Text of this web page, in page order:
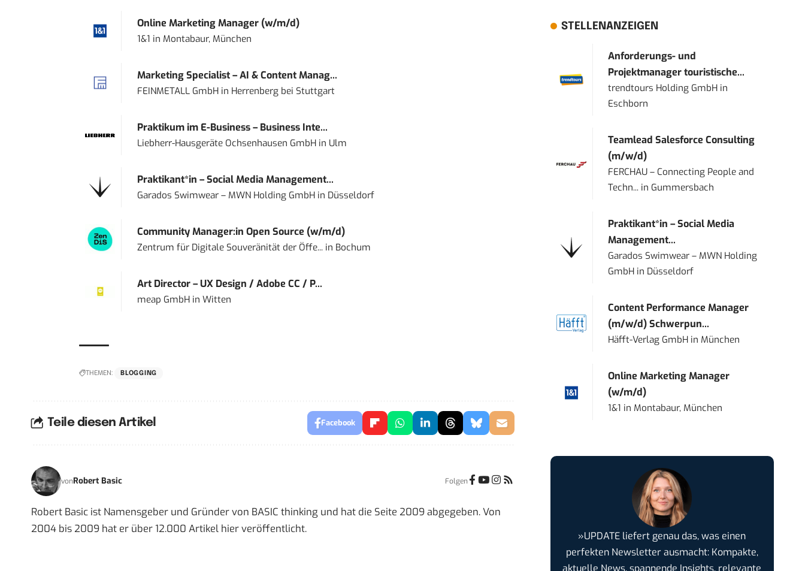
Online Marketing Manager (w/m/d)
1&1 in Montabaur, München
Marketing Specialist – AI & Content Manag...
FEINMETALL GmbHin Herrenberg bei Stuttgart
Praktikum im E-Business – Business Inte...
Liebherr-Hausgeräte Ochsenhausen GmbHin Ulm
Praktikant*in – Social Media Management...
Garados Swimwear – MWN Holding GmbHin Düsseldorf
Community Manager:in Open Source (w/m/d)
Zentrum für Digitale Souveränität der Öffe...in Bochum
Art Director – UX Design / Adobe CC / P...
meap GmbHin Witten
THEMEN: BLOGGING
Teile diesen Artikel Facebook
vonRobert Basic Folgen
Robert Basic ist Namensgeber und Gründer von BASIC thinking und hat die Seite 2009 abgegeben. Von
2004 bis 2009 hat er über 12.000 Artikel hier veröffentlicht.
STELLENANZEIGEN
Anforderungs- und
Projektmanager touristische...
trendtours Holding GmbH in
Eschborn
Teamlead Salesforce Consulting
(m/w/d)
FERCHAU – Connecting People and
Techn... in Gummersbach
Praktikant*in – Social Media
Management...
Garados Swimwear – MWN Holding
GmbH in Düsseldorf
Content Performance Manager
(m/w/d) Schwerpun...
Häfft-Verlag GmbH in München
Online Marketing Manager
(w/m/d)
1&1 in Montabaur, München
»UPDATE liefert genau das, was einen
perfekten Newsletter ausmacht: Kompakte,
aktuelle News, spannende Insights, relevante